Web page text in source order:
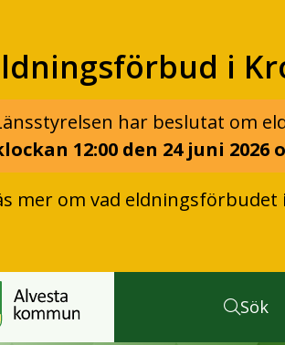
i
har beslutat om
12:00 den 24 juni
mer om vad eldningsförbudet
Sök